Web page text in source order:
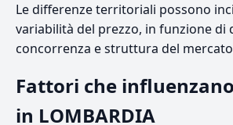
Le differenze territoriali possono
variabilità del prezzo, in funzione di
concorrenza e struttura del
Fattori che
in LOMBARDIA